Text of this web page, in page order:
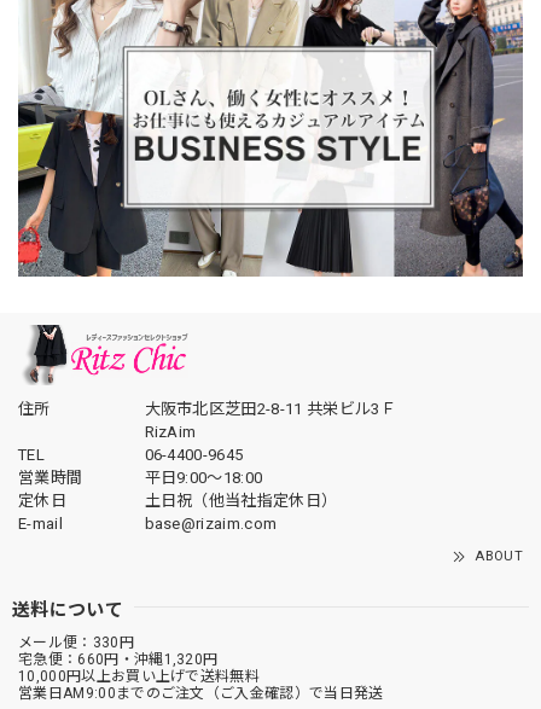
住所
大阪市北区芝田2-8-11 共栄ビル3Ｆ
RizAim
TEL
06-4400-9645
営業時間
平日9:00～18:00
定休日
土日祝（他当社指定休日）
E-mail
base@rizaim.com
ABOUT
送料について
メール便：330円
宅急便：660円・沖縄1,320円
10,000円以上お買い上げで送料無料
営業日AM9:00までのご注文（ご入金確認）で当日発送